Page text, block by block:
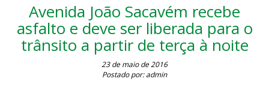
Avenida João Sacavém recebe
asfalto e deve ser liberada para o
trânsito a partir de terça à noite
23 de maio de 2016
Postado por: admin